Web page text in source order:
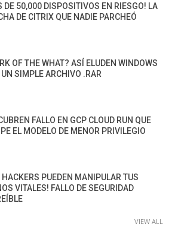
DE 50,000 DISPOSITIVOS EN RIESGO! LA
DE CITRIX QUE NADIE PARCHEÓ
OF THE WHAT? ASÍ ELUDEN WINDOWS
UN SIMPLE ARCHIVO .RAR
FALLO EN GCP CLOUD RUN QUE
EL MODELO DE MENOR PRIVILEGIO
HACKERS PUEDEN MANIPULAR TUS
VITALES! FALLO DE SEGURIDAD
VIEW ALL